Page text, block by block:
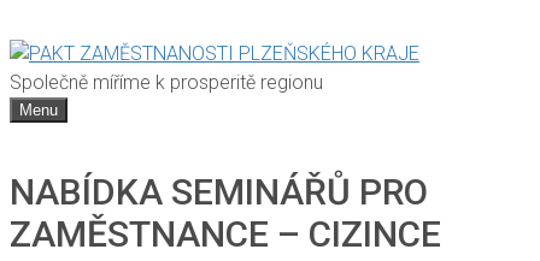
Společně míříme k prosperitě regionu
Menu
NABÍDKA SEMINÁŘŮ PRO
ZAMĚSTNANCE – CIZINCE